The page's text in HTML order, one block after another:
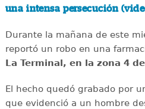
una intensa persecución
Durante la mañana de este
reportó un robo en una
La Terminal, en la zona 4
El hecho quedó grabado por
que evidenció a un hombre